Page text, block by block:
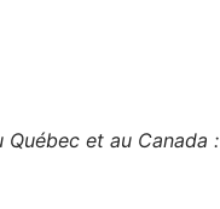
Québec et au